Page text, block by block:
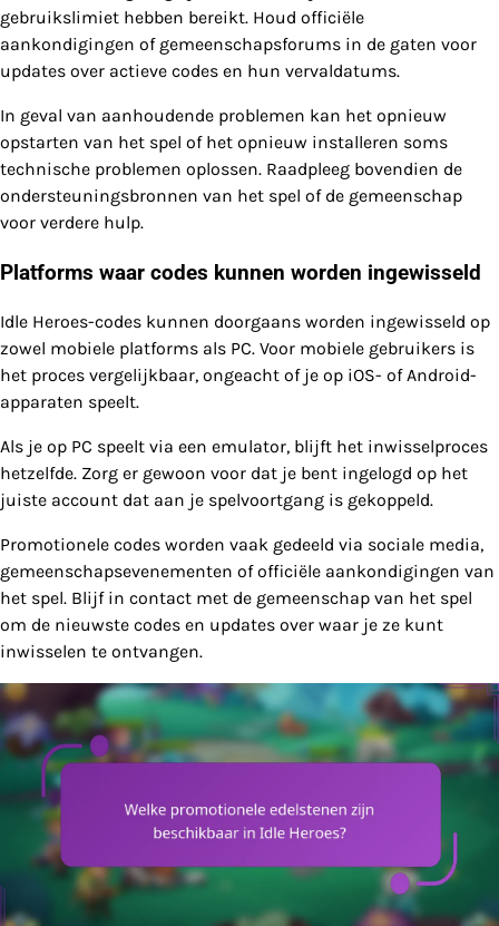
gebruikslimiet hebben bereikt. Houd officiële
aankondigingen of gemeenschapsforums in de gaten voor
updates over actieve codes en hun vervaldatums.
In geval van aanhoudende problemen kan het opnieuw
opstarten van het spel of het opnieuw installeren soms
technische problemen oplossen. Raadpleeg bovendien de
ondersteuningsbronnen van het spel of de gemeenschap
voor verdere hulp.
Platforms waar codes kunnen worden ingewisseld
Idle Heroes-codes kunnen doorgaans worden ingewisseld op
zowel mobiele platforms als PC. Voor mobiele gebruikers is
het proces vergelijkbaar, ongeacht of je op iOS- of Android-
apparaten speelt.
Als je op PC speelt via een emulator, blijft het inwisselproces
hetzelfde. Zorg er gewoon voor dat je bent ingelogd op het
juiste account dat aan je spelvoortgang is gekoppeld.
Promotionele codes worden vaak gedeeld via sociale media,
gemeenschapsevenementen of officiële aankondigingen van
het spel. Blijf in contact met de gemeenschap van het spel
om de nieuwste codes en updates over waar je ze kunt
inwisselen te ontvangen.